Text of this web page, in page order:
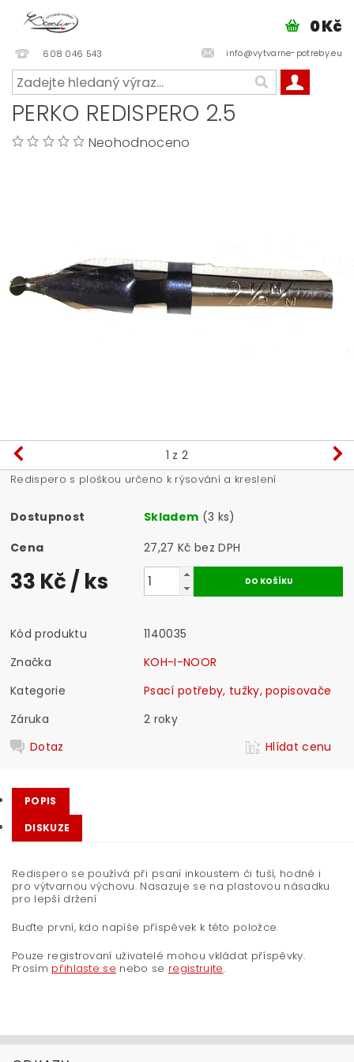
608 046 543 info@vytvarne-potreby.eu
0 Kč
PERKO REDISPERO 2.5
Neohodnoceno
1 z 2
Redispero s ploškou určeno k rýsování a kreslení
Dostupnost Skladem (3 ks)
Cena
27,27 Kč bez DPH
33 Kč/ ks
Kód produktu
1140035
Značka
KOH-I-NOOR
Kategorie
Psací potřeby, tužky, popisovače
Záruka
2 roky
Dotaz
Hlídat cenu
POPIS
DISKUZE
Redispero se používá při psaní inkoustem či tuší, hodné i
pro výtvarnou výchovu. Nasazuje se na plastovou násadku
pro lepší držení
Buďte první, kdo napíše příspěvek k této položce.
Pouze registrovaní uživatelé mohou vkládat příspěvky.
Prosím přihlaste se nebo se registrujte.